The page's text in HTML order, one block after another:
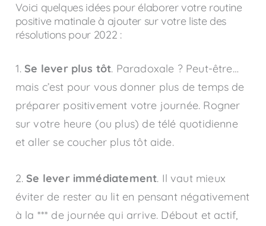
Voici quelques idées pour élaborer votre routine
positive matinale à ajouter sur votre liste des
résolutions pour 2022 :
1. Se lever plus tôt. Paradoxale ? Peut-être…
mais c’est pour vous donner plus de temps de
préparer positivement votre journée. Rogner
sur votre heure (ou plus) de télé quotidienne
et aller se coucher plus tôt aide.
2. Se lever immédiatement. Il vaut mieux
éviter de rester au lit en pensant négativement
à la *** de journée qui arrive. Débout et actif,